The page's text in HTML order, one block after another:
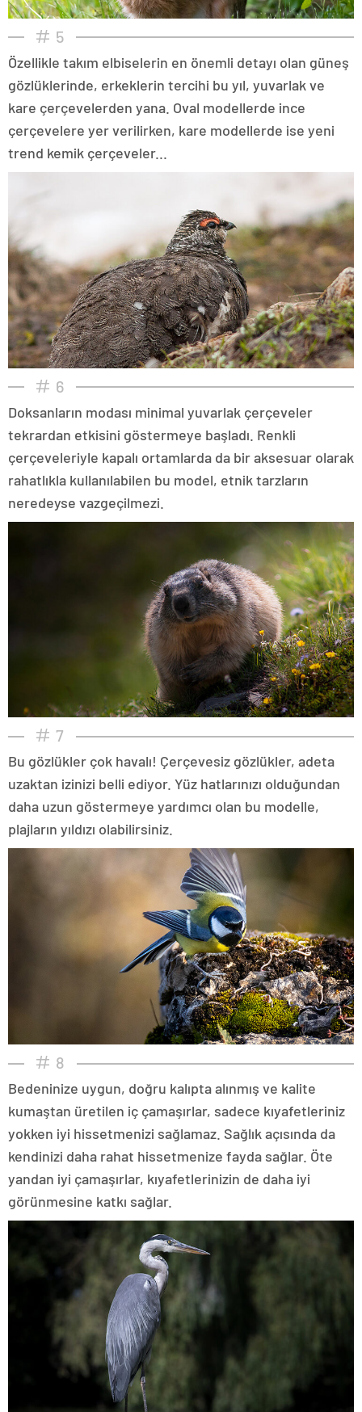
5
Özellikle takım elbiselerin en önemli detayı olan güneş
gözlüklerinde, erkeklerin tercihi bu yıl, yuvarlak ve
kare çerçevelerden yana. Oval modellerde ince
çerçevelere yer verilirken, kare modellerde ise yeni
trend kemik çerçeveler...
6
Doksanların modası minimal yuvarlak çerçeveler
tekrardan etkisini göstermeye başladı. Renkli
çerçeveleriyle kapalı ortamlarda da bir aksesuar olarak
rahatlıkla kullanılabilen bu model, etnik tarzların
neredeyse vazgeçilmezi.
7
Bu gözlükler çok havalı! Çerçevesiz gözlükler, adeta
uzaktan izinizi belli ediyor. Yüz hatlarınızı olduğundan
daha uzun göstermeye yardımcı olan bu modelle,
plajların yıldızı olabilirsiniz.
8
Bedeninize uygun, doğru kalıpta alınmış ve kalite
kumaştan üretilen iç çamaşırlar, sadece kıyafetleriniz
yokken iyi hissetmenizi sağlamaz. Sağlık açısında da
kendinizi daha rahat hissetmenize fayda sağlar. Öte
yandan iyi çamaşırlar, kıyafetlerinizin de daha iyi
görünmesine katkı sağlar.